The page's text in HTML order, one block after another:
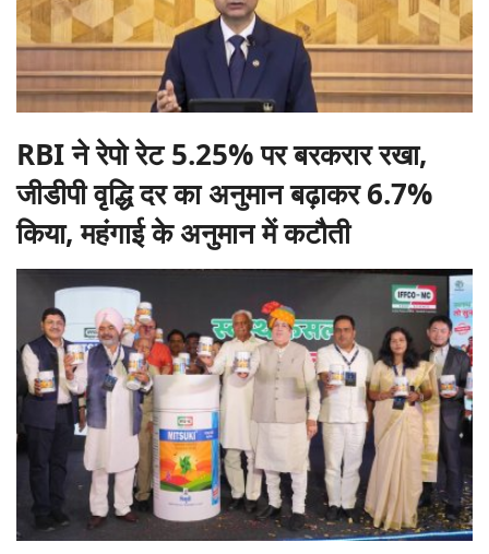
RBI ने रेपो रेट 5.25% पर बरकरार रखा,
जीडीपी वृद्धि दर का अनुमान बढ़ाकर 6.7%
किया, महंगाई के अनुमान में कटौती